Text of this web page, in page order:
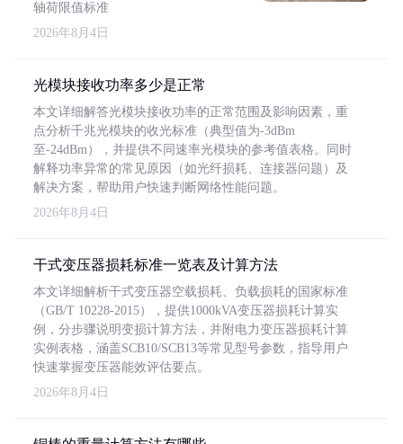
轴荷限值标准
2026年8月4日
光模块接收功率多少是正常
本文详细解答光模块接收功率的正常范围及影响因素，重
点分析千兆光模块的收光标准（典型值为-3dBm
至-24dBm），并提供不同速率光模块的参考值表格。同时
解释功率异常的常见原因（如光纤损耗、连接器问题）及
解决方案，帮助用户快速判断网络性能问题。
2026年8月4日
干式变压器损耗标准一览表及计算方法
本文详细解析干式变压器空载损耗、负载损耗的国家标准
（GB/T 10228-2015），提供1000kVA变压器损耗计算实
例，分步骤说明变损计算方法，并附电力变压器损耗计算
实例表格，涵盖SCB10/SCB13等常见型号参数，指导用户
快速掌握变压器能效评估要点。
2026年8月4日